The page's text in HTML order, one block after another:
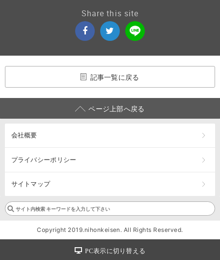
Share this site
記事一覧に戻る
ページ上部へ戻る
会社概要
プライバシーポリシー
サイトマップ
Copyright 2019.nihonkeisen. All Rights Reserved.
PC表示に切り替える